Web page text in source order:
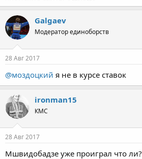
Galgaev
Модератор единоборств
28 Авг 2017
@моздоцкий я не в курсе ставок
ironman15
КМС
28 Авг 2017
Мшвидобадзе уже проиграл что ли?